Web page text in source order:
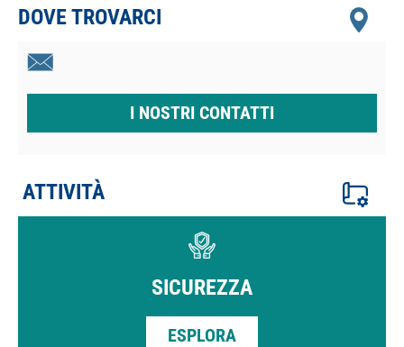
DOVE TROVARCI
I NOSTRI CONTATTI
ATTIVITÀ
SICUREZZA
ESPLORA